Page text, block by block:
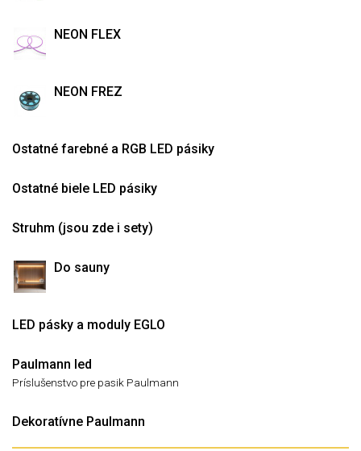
NEON FLEX
NEON FREZ
Ostatné farebné a RGB LED pásiky
Ostatné biele LED pásiky
Struhm (jsou zde i sety)
Do sauny
LED pásky a moduly EGLO
Paulmann led
Príslušenstvo pre pasik Paulmann
Dekoratívne Paulmann